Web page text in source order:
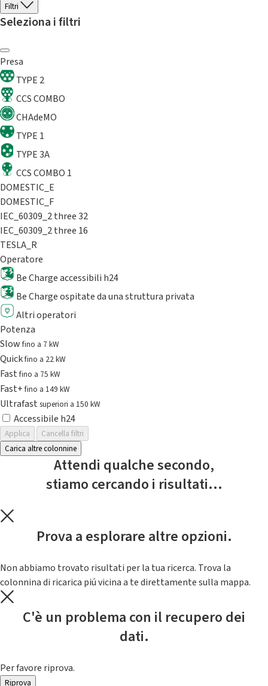
Filtri
Seleziona i filtri
Presa
TYPE 2
CCS COMBO
CHAdeMO
TYPE 1
TYPE 3A
CCS COMBO 1
DOMESTIC_E
DOMESTIC_F
IEC_60309_2 three 32
IEC_60309_2 three 16
TESLA_R
Operatore
Be Charge accessibili h24
Be Charge ospitate da una struttura privata
Altri operatori
Potenza
Slowfino a 7 kW
Quickfino a 22 kW
Fastfino a 75 kW
Fast+fino a 149 kW
Ultrafast superiori a 150 kW
Accessibile h24
Applica
Cancella filtri
Carica altre colonnine
Attendi qualche secondo,
stiamo cercando i risultati...
Prova a esplorare altre opzioni.
Non abbiamo trovato risultati per la tua ricerca. Trova la
colonnina di ricarica piú vicina a te direttamente sulla mappa.
C'è un problema con il recupero dei
dati.
Per favore riprova.
Riprova